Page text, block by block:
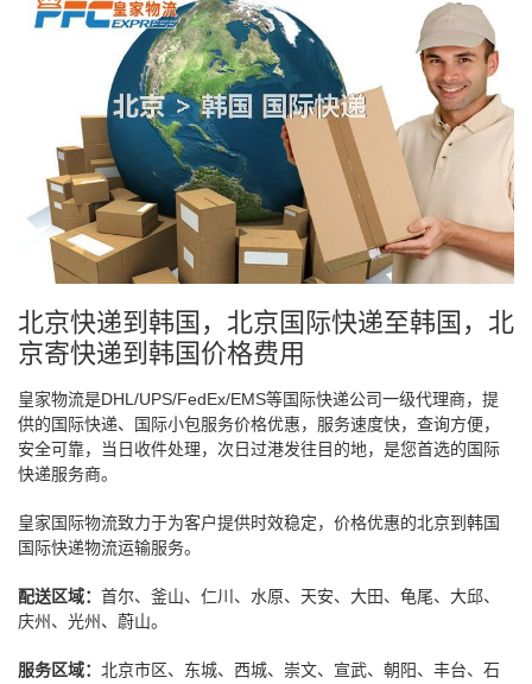
北京快递到韩国，北京国际快递至韩国，北
京寄快递到韩国价格费用
皇家物流是DHL/UPS/FedEx/EMS等国际快递公司一级代理商，提
供的国际快递、国际小包服务价格优惠，服务速度快，查询方便，
安全可靠，当日收件处理，次日过港发往目的地，是您首选的国际
快递服务商。
皇家国际物流致力于为客户提供时效稳定，价格优惠的北京到韩国
国际快递物流运输服务。
配送区域： 首尔、釜山、仁川、水原、天安、大田、龟尾、大邱、
庆州、光州、蔚山。
服务区域： 北京市区、东城、西城、崇文、宣武、朝阳、丰台、石